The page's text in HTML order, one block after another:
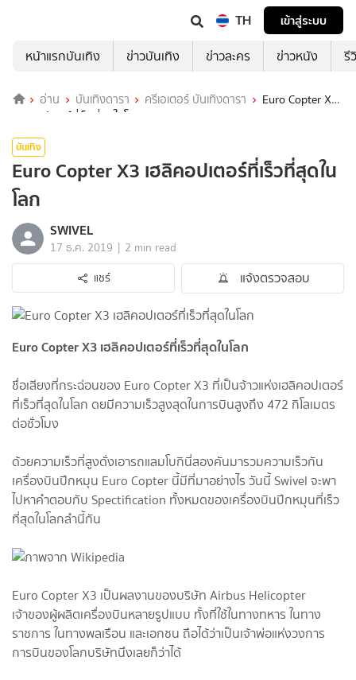
TH
เข้าสู่ระบบ
หน้าแรกบันเทิง
ข่าวบันเทิง ข่าวละคร ข่าวหนัง รี
อ่าน บันเทิงดารา ครีเอเตอร์ บันเทิงดารา
Euro Copter X3
เฮลิคอปเตอร์ที่เร็วที่สุดในโลก
บันเทิง
Euro Copter X3 เฮลิคอปเตอร์ที่เร็วที่สุดใน
โลก
SWIVEL
17 ธ.ค. 2019 | 2 min read
แชร์
แจ้งตรวจสอบ
Euro Copter X3 เฮลิคอปเตอร์ที่เร็วที่สุดในโลก
ชื่อเสียงที่กระฉ่อนของ Euro Copter X3 ที่เป็นจ้าวแห่งเฮลิคอปเตอร์
ที่เร็วที่สุดในโลก ดยมีความเร็วสูงสุดในการบินสูงถึง 472 กิโลเมตร
ต่อชั่วโมง
ด้วยความเร็วที่สูงดั่งเอารถแลมโบกินี่สองคันมารวมความเร็วกัน
เครื่องบินปีกหมุน Euro Copter นี้มีที่มาอย่างไร วันนี้ Swivel จะพา
ไปหาคำตอบกับ Spectification ทั้งหมดของเครื่องบินปีกหมุนที่เร็ว
ที่สุดในโลกลำนี้กัน
Euro Copter X3 เป็นผลงานของบริษัท Airbus Helicopter
เจ้าของผู้ผลิตเครื่องบินหลายรูปแบบ ทั้งที่ใช้ในทางทหาร ในทาง
ราชการ ในทางพลเรือน และเอกชน ถือได้ว่าเป็นเจ้าพ่อแห่งวงการ
การบินของโลกบริษัทนึงเลยก็ว่าได้